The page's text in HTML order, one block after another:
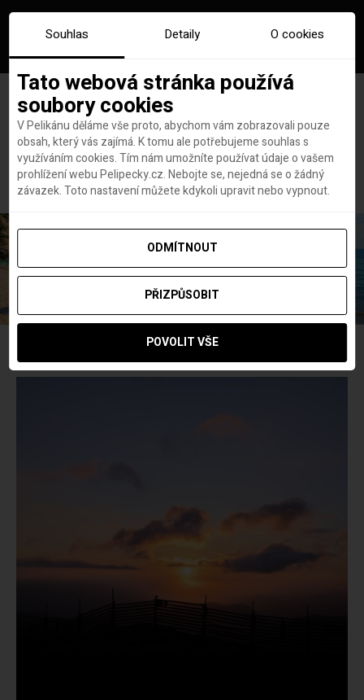
Hlavní stránka tmrhotels
Štítek:tmrhotels
Souhlas Detaily O cookies
Tato webová stránka používá
soubory cookies
V Pelikánu děláme vše proto, abychom vám zobrazovali pouze
obsah, který vás zajímá. K tomu ale potřebujeme souhlas s
využíváním cookies. Tím nám umožníte používat údaje o vašem
prohlížení webu Pelipecky.cz. Nebojte se, nejedná se o žádný
závazek. Toto nastavení můžete kdykoli upravit nebo vypnout.
ODMÍTNOUT
PŘIZPŮSOBIT
POVOLIT VŠE